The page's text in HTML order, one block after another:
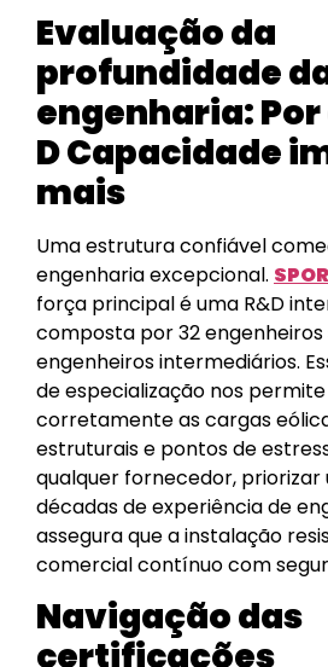
Evaluação da
profundidade
engenharia: Por
D Capacidade
mais
Uma estrutura confiável
engenharia excepcional.
força principal é uma R&D
composta por 32
engenheiros intermediários.
de especialização nos
corretamente as cargas
estruturais e pontos de
qualquer fornecedor,
décadas de experiência de
assegura que a instalação
comercial contínuo com
Navigação das
certificações